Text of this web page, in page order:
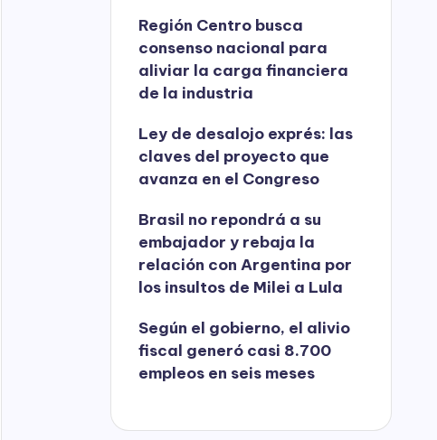
Región Centro busca
consenso nacional para
aliviar la carga financiera
de la industria
Ley de desalojo exprés: las
claves del proyecto que
avanza en el Congreso
Brasil no repondrá a su
embajador y rebaja la
relación con Argentina por
los insultos de Milei a Lula
Según el gobierno, el alivio
fiscal generó casi 8.700
empleos en seis meses